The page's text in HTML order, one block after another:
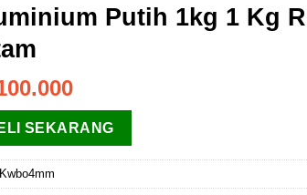
Putih 1kg 1 Kg
SEKARANG
Kwbo4mm